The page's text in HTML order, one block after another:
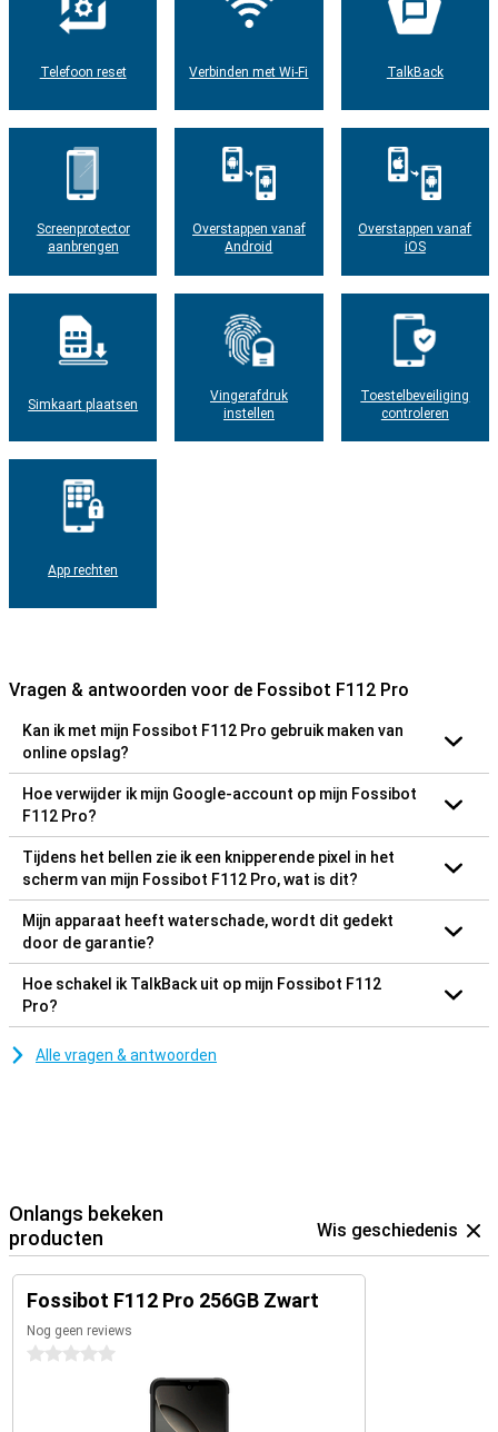
Telefoon reset Verbinden met Wi-Fi TalkBack
Screenprotector
aanbrengen
Overstappen vanaf
Android
Overstappen vanaf
iOS
Simkaart plaatsen
Vingerafdruk
instellen
Toestelbeveiliging
controleren
App rechten
Vragen & antwoorden voor de Fossibot F112 Pro
Kan ik met mijn Fossibot F112 Pro gebruik maken van
online opslag?
Hoe verwijder ik mijn Google-account op mijn Fossibot
F112 Pro?
Tijdens het bellen zie ik een knipperende pixel in het
scherm van mijn Fossibot F112 Pro, wat is dit?
Mijn apparaat heeft waterschade, wordt dit gedekt
door de garantie?
Hoe schakel ik TalkBack uit op mijn Fossibot F112
Pro?
Alle vragen & antwoorden
Onlangs bekeken
producten
Wis geschiedenis
Fossibot F112 Pro 256GB Zwart
Nog geen reviews
0 sterren